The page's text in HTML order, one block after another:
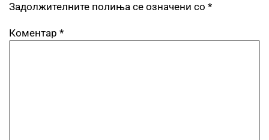
Задолжителните полиња се означени со *
Коментар *